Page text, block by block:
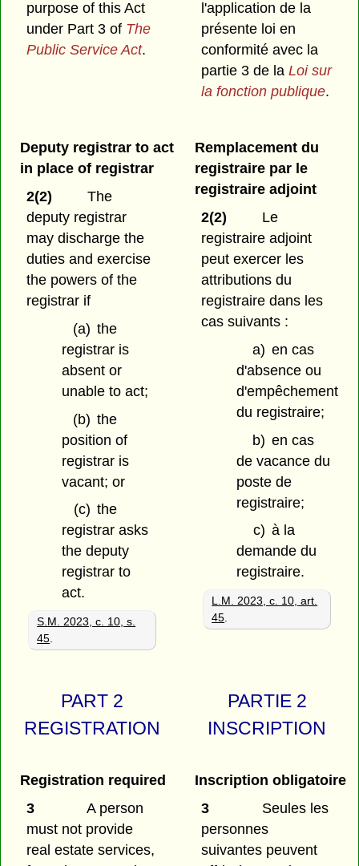
purpose of this Act
under Part 3 of The
Public Service Act.
l'application de la
présente loi en
conformité avec la
partie 3 de laLoi sur
la fonction publique.
Deputy registrar to act
in place of registrar
2(2)
The
deputy registrar
may discharge the
duties and exercise
the powers of the
registrar if
(a) the
registrar is
absent or
unable to act;
(b) the
position of
registrar is
vacant; or
(c) the
registrar asks
the deputy
registrar to
act.
S.M. 2023, c. 10, s.
45
Remplacement du
registraire par le
registraire adjoint
2(2)
Le
registraire adjoint
peut exercer les
attributions du
registraire dans les
cas suivants :
a) en cas
d'absence ou
d'empêchement
du registraire;
b) en cas
de vacance du
poste de
registraire;
c) à la
demande du
registraire.
L.M. 2023, c. 10, art.
45
PART 2
REGISTRATION
PARTIE 2
INSCRIPTION
Registration required
3
A person
must not provide
real estate services,
Inscription obligatoire
3
Seules les
personnes
suivantes peuvent